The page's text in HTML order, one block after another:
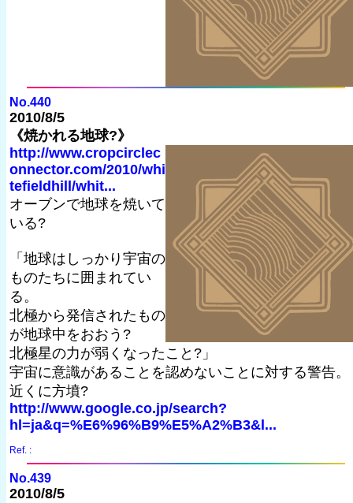
No.440
2010/8/5
《焼かれる地球?》
http://www.cropcirclec
onnector.com/2010/whi
tefieldhill/whit...
オーブンで地球を焼いて
いる?
「地球はしっかり宇宙の
ものたちに囲まれてい
る。
北極から発信されたもの
が地球中をおおう?
北極星の力が弱くなったこと?」
宇宙に意識があることを認めないことに対する警告。
近くに方墳?
http://www.google.co.jp/search?
hl=ja&q=%E6%96%B9%E5%A2%B3&l...
Ref. :
No.439
2010/8/5